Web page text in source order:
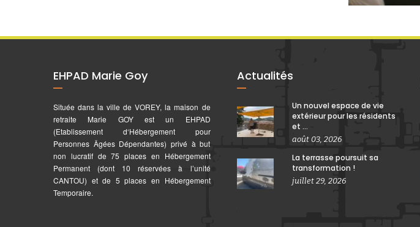
EHPAD Marie Goy
Située dans la ville de VOREY, la maison de
retraite Marie GOY est un EHPAD
(Etablissement d‘Hébergement pour
Personnes Âgées Dépendantes) privé à but
non lucratif de 75 places en Hébergement
Permanent (dont 10 réservées à l’unité
CANTOU) et de 5 places en Hébergement
Temporaire.
Actualités
Un nouvel espace de vie
extérieur pour les résidents
et ...
août 03, 2026
La terrasse poursuit sa
transformation !
juillet 29, 2026